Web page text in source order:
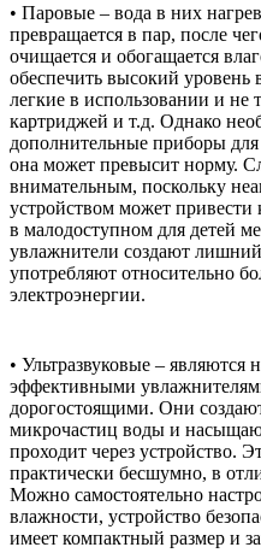
• Паровые – вода в них
превращается в пар, после
очищается и обогащается
обеспечить высокий
легкие в использовании и не
картриджей и т.д. Однако
дополнительные приборы
она может превысит норму.
внимательным, поскольку
устройством может привести
в малодоступном для детей
увлажнители создают
употребляют относительно
электроэнергии.
• Ультразвуковые –
эффективными
дорогостоящими. Они
микрочастиц воды и
проходит через устройство.
практически бесшумно, в
Можно самостоятельно
влажности, устройство
имеет компактный размер и